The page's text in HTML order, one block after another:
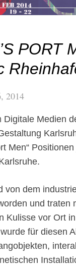
PORT
2014
Digitale Medien
Men“
von dem
und traten
Kulisse vor Ort
für diesen